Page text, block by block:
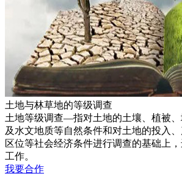
土地与林草地的等级调查
土地等级调查—指对土地的土壤、植被
及水文地质等自然条件和对土地的投入、
区位等社会经济条件进行调查的基础上
工作。
我要合作